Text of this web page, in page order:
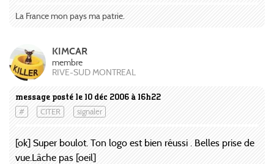
La France mon pays ma patrie.
message posté le 10 déc 2006 à 16h22
# CITER signaler
KIMCAR
membre
RIVE-SUD MONTREAL
[ok] Super boulot. Ton logo est bien réussi . Belles prise de
vue.Lâche pas [oeil]